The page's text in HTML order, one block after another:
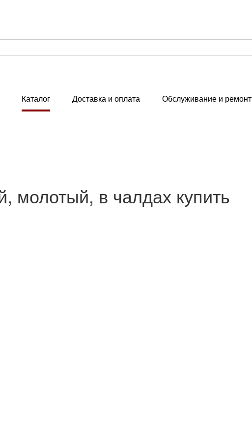
Каталог Доставка и оплата Обслуживание и ремонт
молотый, в чалдах купить